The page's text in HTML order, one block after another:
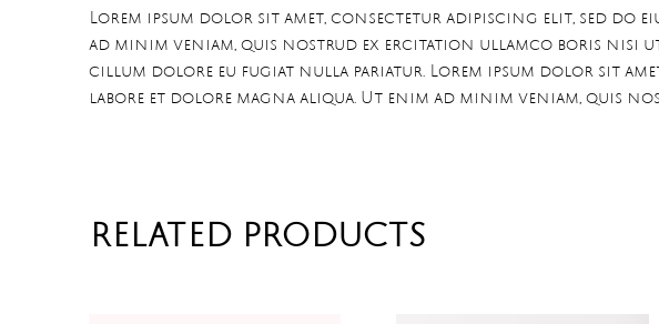
Lorem ipsum dolor sit amet, consectetur adipiscing elit, sed do
ad minim veniam, quis nostrud ex ercitation ullamco boris nisi
cillum dolore eu fugiat nulla pariatur. Lorem ipsum dolor sit
labore et dolore magna aliqua. Ut enim ad minim veniam, quis
RELATED PRODUCTS